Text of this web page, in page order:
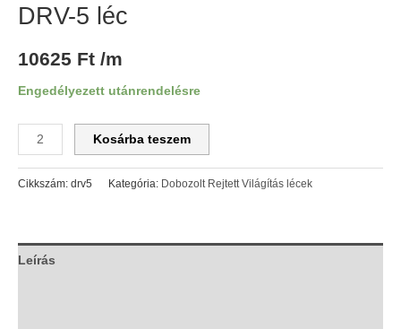
DRV-5 léc
10625 Ft /m
Engedélyezett utánrendelésre
Kosárba teszem
Cikkszám: drv5 Kategória: Dobozolt Rejtett Világítás lécek
Leírás